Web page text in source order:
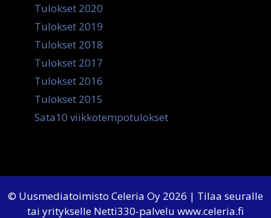
Tulokset 2020
Tulokset 2019
Tulokset 2018
Tulokset 2017
Tulokset 2016
Tulokset 2015
Sata10 viikkotempotulokset
© Uusmediatoimisto Celeria Oy 2026 | Tilaa seuralle
tai yritykselle Netti330-palvelu www.celeria.fi